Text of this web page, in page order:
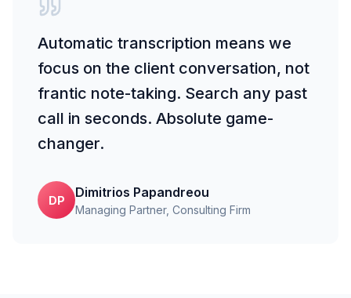
Automatic transcription means we
focus on the client conversation, not
frantic note-taking. Search any past
call in seconds. Absolute game-
changer.
DP
Dimitrios Papandreou
Managing Partner, Consulting Firm